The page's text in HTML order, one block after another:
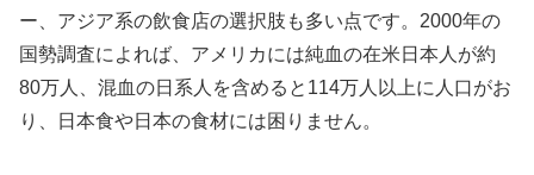
ー、アジア系の飲食店の選択肢も多い点です。2000年の
国勢調査によれば、アメリカには純血の在米日本人が約
80万人、混血の日系人を含めると114万人以上に人口がお
り、日本食や日本の食材には困りません。